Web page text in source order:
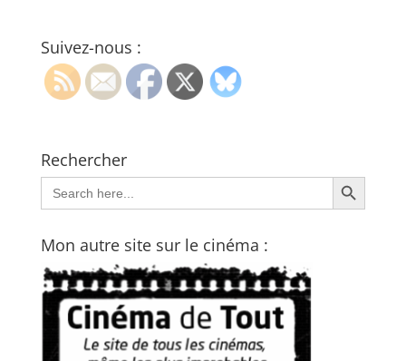
Suivez-nous :
Rechercher
Search
for:
Search Button
Mon autre site sur le cinéma :